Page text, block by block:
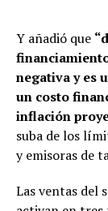
Y añadió que
negativa y es
un costo
inflación
suba de los
y emisoras de
Las ventas del